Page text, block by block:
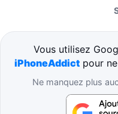
Vous utilisez
iPhoneAddict pour
Ne manquez plus